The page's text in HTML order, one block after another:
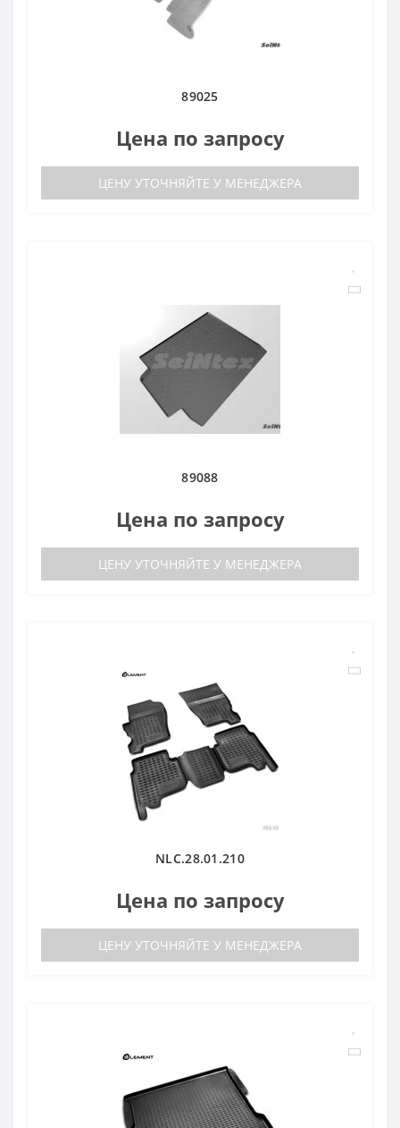
89025
Цена по запросу
ЦЕНУ УТОЧНЯЙТЕ У МЕНЕДЖЕРА
89088
Цена по запросу
ЦЕНУ УТОЧНЯЙТЕ У МЕНЕДЖЕРА
NLC.28.01.210
Цена по запросу
ЦЕНУ УТОЧНЯЙТЕ У МЕНЕДЖЕРА